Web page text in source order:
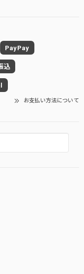
PayPay
込
お支払い方法について